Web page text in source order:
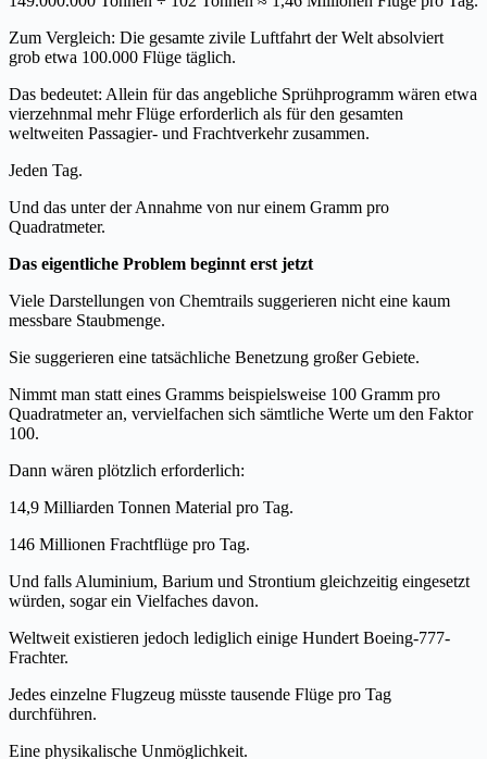
Zum Vergleich: Die gesamte zivile Luftfahrt der Welt absolviert
grob etwa 100.000 Flüge täglich.
Das bedeutet: Allein für das angebliche Sprühprogramm wären etwa
vierzehnmal mehr Flüge erforderlich als für den gesamten
weltweiten Passagier- und Frachtverkehr zusammen.
Jeden Tag.
Und das unter der Annahme von nur einem Gramm pro
Quadratmeter.
Das eigentliche Problem beginnt erst jetzt
Viele Darstellungen von Chemtrails suggerieren nicht eine kaum
messbare Staubmenge.
Sie suggerieren eine tatsächliche Benetzung großer Gebiete.
Nimmt man statt eines Gramms beispielsweise 100 Gramm pro
Quadratmeter an, vervielfachen sich sämtliche Werte um den Faktor
100.
Dann wären plötzlich erforderlich:
14,9 Milliarden Tonnen Material pro Tag.
146 Millionen Frachtflüge pro Tag.
Und falls Aluminium, Barium und Strontium gleichzeitig eingesetzt
würden, sogar ein Vielfaches davon.
Weltweit existieren jedoch lediglich einige Hundert Boeing-777-
Frachter.
Jedes einzelne Flugzeug müsste tausende Flüge pro Tag
durchführen.
Eine physikalische Unmöglichkeit.